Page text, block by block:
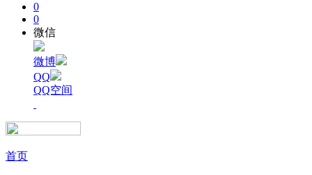
0
0
微信
微博
QQ
QQ空间
首页